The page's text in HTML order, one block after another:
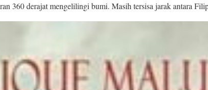
360 derajat mengelilingi bumi. Masih tersisa jarak antara